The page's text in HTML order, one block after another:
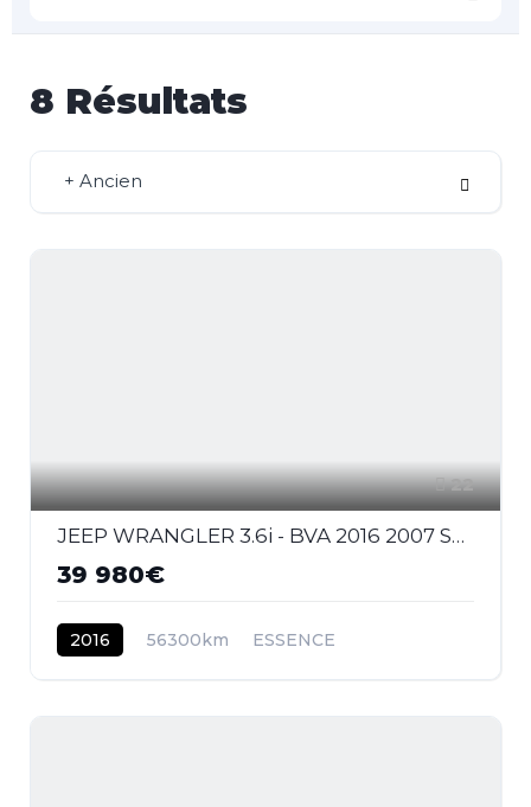
8 Résultats
+ Ancien
22
JEEP WRANGLER 3.6i - BVA 2016 2007 Sahara PHASE 2
39 980€
2016 56300km ESSENCE